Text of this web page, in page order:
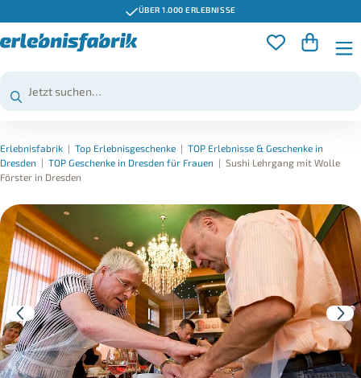
ÜBER 1.000 ERLEBNISSE
Erlebnisfabrik | Top Erlebnisgeschenke | TOP Erlebnisse & Geschenke in
Dresden | TOP Geschenke in Dresden für Frauen | Sushi Lehrgang mit Wolle
Förster in Dresden